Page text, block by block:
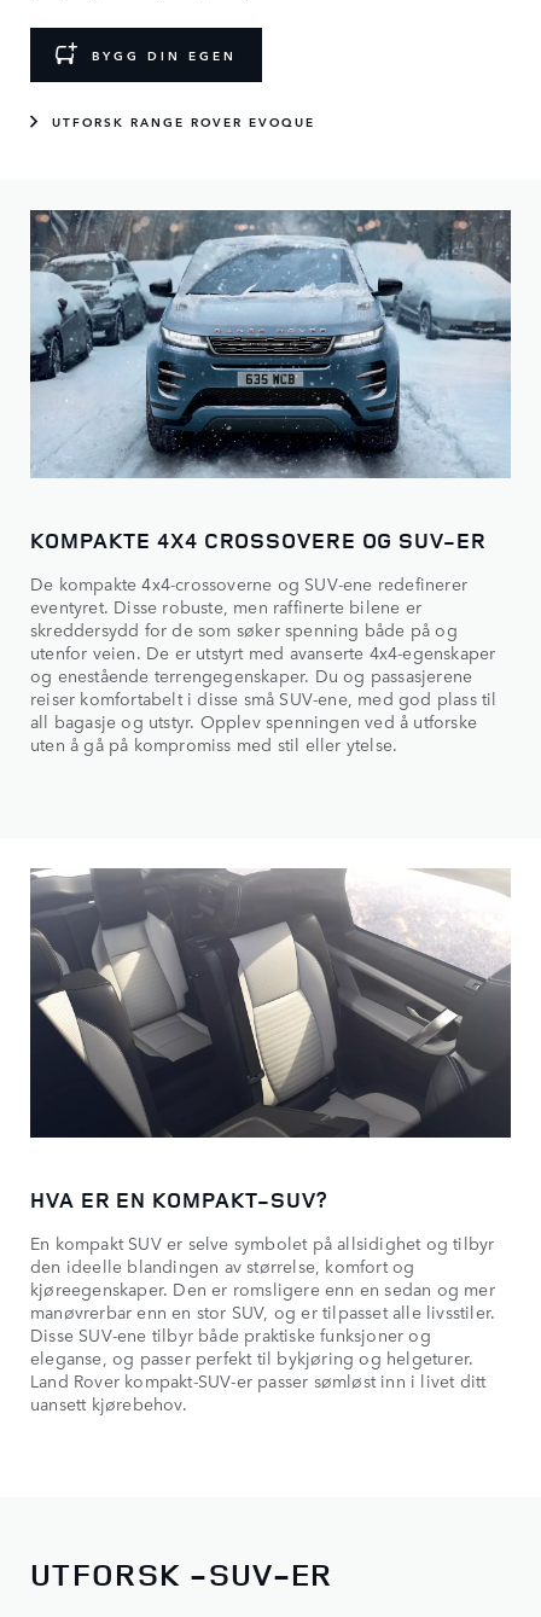
BYGG DIN EGEN
UTFORSK RANGE ROVER EVOQUE
KOMPAKTE 4X4 CROSSOVERE OG SUV-ER
De kompakte 4x4-crossoverne og SUV-ene redefinerer
eventyret. Disse robuste, men raffinerte bilene er
skreddersydd for de som søker spenning både på og
utenfor veien. De er utstyrt med avanserte 4x4-egenskaper
og enestående terrengegenskaper. Du og passasjerene
reiser komfortabelt i disse små SUV-ene, med god plass til
all bagasje og utstyr. Opplev spenningen ved å utforske
uten å gå på kompromiss med stil eller ytelse.
HVA ER EN KOMPAKT-SUV?
En kompakt SUV er selve symbolet på allsidighet og tilbyr
den ideelle blandingen av størrelse, komfort og
kjøreegenskaper. Den er romsligere enn en sedan og mer
manøvrerbar enn en stor SUV, og er tilpasset alle livsstiler.
Disse SUV-ene tilbyr både praktiske funksjoner og
eleganse, og passer perfekt til bykjøring og helgeturer.
Land Rover kompakt-SUV-er passer sømløst inn i livet ditt
uansett kjørebehov.
UTFORSK -SUV-ER